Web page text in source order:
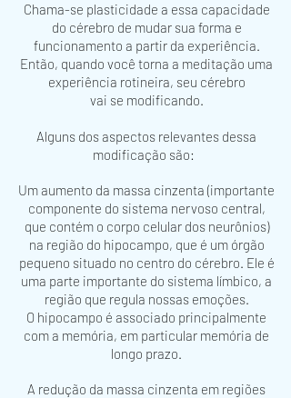
Chama-se plasticidade a essa capacidade
do cérebro de mudar sua forma e
funcionamento a partir da experiência.
Então, quando você torna a meditação uma
experiência rotineira, seu cérebro
vai se modificando.
Alguns dos aspectos relevantes dessa
modificação são:
Um aumento da massa cinzenta (importante
componente do sistema nervoso central,
que contém o corpo celular dos neurônios)
na região do hipocampo, que é um órgão
pequeno situado no centro do cérebro. Ele é
uma parte importante do sistema límbico, a
região que regula nossas emoções.
O hipocampo é associado principalmente
com a memória, em particular memória de
longo prazo.
A redução da massa cinzenta em regiões